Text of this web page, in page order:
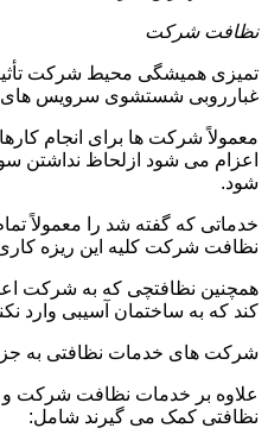
نظافت شرکت
تمیزی همیشگی محیط شرکت
غبارروبی شستشوی سرویس های
معمولاً شرکت ها برای انجام
اعزام می شود ازلحاظ نداشتن
شود.
خدماتی که گفته شد را معمولاً
نظافت شرکت کلیه این ریزه
همچنین نظافتچی که به شرکت
کند که به ساختمان آسیبی وارد
شرکت های خدمات نظافتی به جز
علاوه بر خدمات نظافت شرکت و
نظافتی کمک می گیرند شامل: